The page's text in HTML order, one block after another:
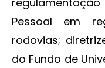
Pessoal em
rodovias;
do Fundo de